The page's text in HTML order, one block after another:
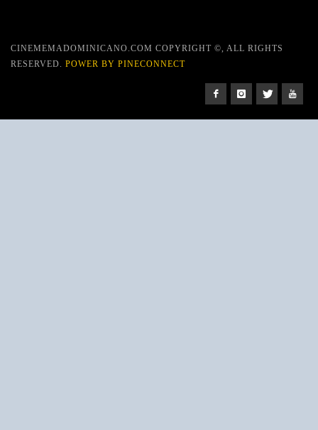
CINEMEMADOMINICANO.COM COPYRIGHT ©, ALL RIGHTS
RESERVED. POWER BY PINECONNECT